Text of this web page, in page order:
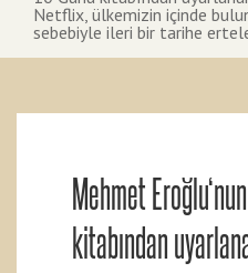
Netflix, ülkemizin içinde
sebebiyle ileri bir tarihe
Mehmet
kitabından